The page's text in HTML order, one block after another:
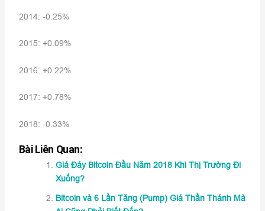
2014: -0.25%
2015: +0.09%
2016: +0.22%
2017: +0.78%
2018: -0.33%
Bài Liên Quan:
Giá Đáy Bitcoin Đầu Năm 2018 Khi Thị Trường Đi
Xuống?
Bitcoin và 6 Lần Tăng (Pump) Giá Thần Thánh Mà